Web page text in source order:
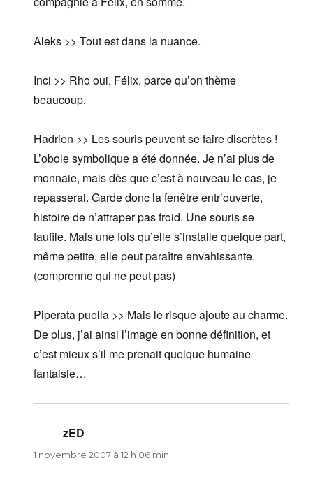
Aleks >> Tout est dans la nuance.
Inci >> Rho oui, Félix, parce qu’on thème
beaucoup.
Hadrien >> Les souris peuvent se faire discrètes !
L’obole symbolique a été donnée. Je n’ai plus de
monnaie, mais dès que c’est à nouveau le cas, je
repasserai. Garde donc la fenêtre entr’ouverte,
histoire de n’attraper pas froid. Une souris se
faufile. Mais une fois qu’elle s’installe quelque part,
même petite, elle peut paraître envahissante.
(comprenne qui ne peut pas)
Piperata puella >> Mais le risque ajoute au charme.
De plus, j’ai ainsi l’image en bonne définition, et
c’est mieux s’il me prenait quelque humaine
fantaisie…
zED
1 novembre 2007 à 12 h 06 min